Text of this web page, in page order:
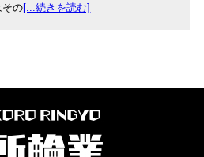
その[...続きを読む]